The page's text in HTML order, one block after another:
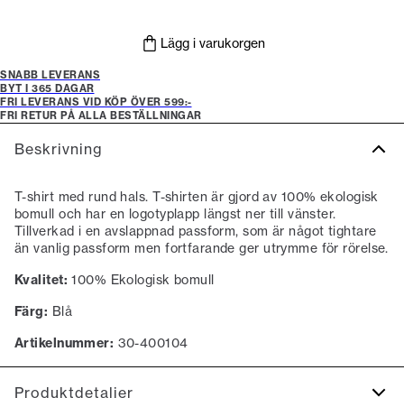
Lägg i varukorgen
SNABB LEVERANS
BYT I 365 DAGAR
FRI LEVERANS VID KÖP ÖVER 599:-
FRI RETUR PÅ ALLA BESTÄLLNINGAR
Beskrivning
T-shirt med rund hals. T-shirten är gjord av 100% ekologisk
bomull och har en logotyplapp längst ner till vänster.
Tillverkad i en avslappnad passform, som är något tightare
än vanlig passform men fortfarande ger utrymme för rörelse.
Kvalitet: 100% Ekologisk bomull
Färg: Blå
Artikelnummer: 30-400104
Produktdetaljer